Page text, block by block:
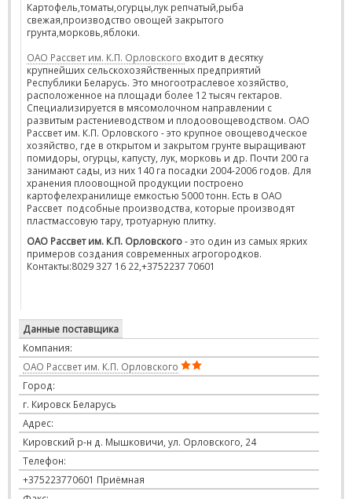
Картофель,томаты,огурцы,лук репчатый,рыба
свежая,производство овощей закрытого
грунта,морковь,яблоки.
ОАО Рассвет им. К.П. Орловского входит в десятку
крупнейших сельскохозяйственных предприятий
Республики Беларусь. Это многоотраслевое хозяйство,
расположенное на площади более 12 тысяч гектаров.
Специализируется в мясомолочном направлении с
развитым растениеводством и плодоовощеводством. ОАО
Рассвет им. К.П. Орловского - это крупное овощеводческое
хозяйство, где в открытом и закрытом грунте выращивают
помидоры, огурцы, капусту, лук, морковь и др. Почти 200 га
занимают сады, из них 140 га посадки 2004-2006 годов. Для
хранения плоовощной продукции построено
картофелехранилище емкостью 5000 тонн. Есть в ОАО
Рассвет подсобные производства, которые производят
пластмассовую тару, тротуарную плитку.
ОАО Рассвет им. К.П. Орловского- это один из самых ярких
примеров создания современных агрогородков.
Контакты:8029 327 16 22,+3752237 70601
Данные поставщика
Компания:
ОАО Рассвет им. К.П. Орловского
Город:
г. Кировск Беларусь
Адрес:
Кировский р-н д. Мышковичи, ул. Орловского, 24
Телефон:
+375223770601 Приёмная